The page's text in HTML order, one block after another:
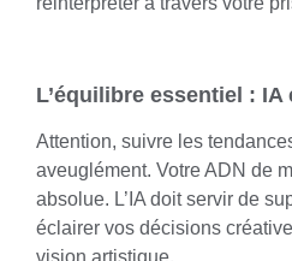
L’équilibre essentiel :
Attention, suivre les
aveuglément. Votre ADN de
absolue. L’IA doit servir de
éclairer vos décisions
vision artistique.